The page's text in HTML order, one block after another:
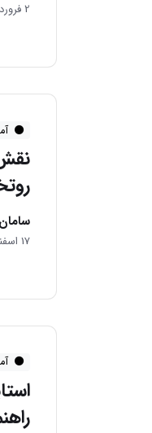
2 فروردین 1403
17 اسفند 1402